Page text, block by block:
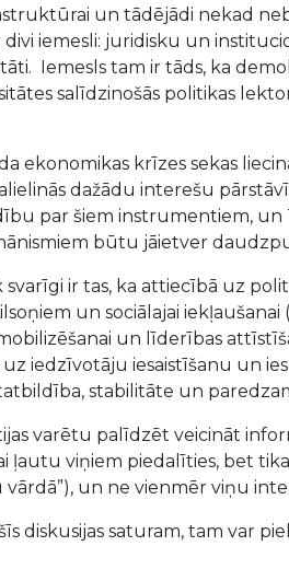
un tādējādi nekad
divi iemesli: juridisku un
Iemesls tam ir tāds, ka
salīdzinošās politikas
ekonomikas krīzes sekas
dažādu interešu
par šiem instrumentiem,
būtu jāietver
svarīgi ir tas, ka attiecībā uz
un sociālajai
un līderības
iedzīvotāju iesaistīšanu un
stabilitāte un
varētu palīdzēt veicināt
ļautu viņiem piedalīties, bet
vārdā”), un ne vienmēr viņu
diskusijas saturam, tam var